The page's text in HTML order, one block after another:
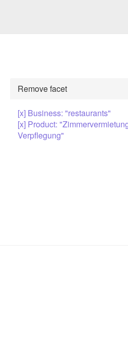
Remove facet
[x] Business: "restaurants"
[x] Product:
Verpflegung"